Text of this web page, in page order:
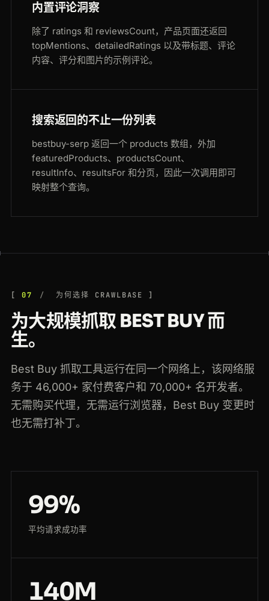
内置评论洞察
除了 ratings 和 reviewsCount，产品页面还返回
topMentions、detailedRatings 以及带标题、评论
内容、评分和图片的示例评论。
搜索返回的不止一份列表
bestbuy-serp 返回一个 products 数组，外加
featuredProducts、productsCount、
resultInfo、resultsFor 和分页，因此一次调用即可
映射整个查询。
07 为何选择 CRAWLBASE
为大规模抓取 BEST BUY 而
生。
Best Buy 抓取工具运行在同一个网络上，该网络服
务于 46,000+ 家付费客户和 70,000+ 名开发者。
无需购买代理，无需运行浏览器，Best Buy 变更时
也无需打补丁。
99%
平均请求成功率
140M